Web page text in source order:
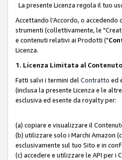
La presente Licenza regola il tuo
Accettando l'Accordo, o
strumenti (collettivamente, le
e contenuti relativi ai Prodotti ("
Licenza.
1. Licenza Limitata al
Fatti salvi i termini del Contratto ed
(inclusa la presente Licenza e le
esclusiva ed esente da royalty per:
(a) copiare e visualizzare il
(b) utilizzare solo i Marchi Amazon
esclusivamente sul tuo Sito e in
(c) accedere e utilizzare le API per i